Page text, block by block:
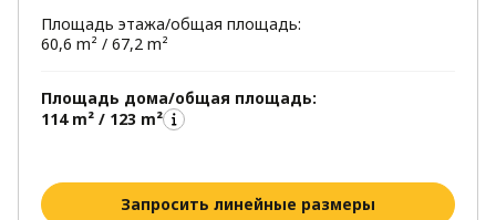
Площадь этажа/общая площадь:
60,6 m² / 67,2 m²
Площадь дома/общая площадь:
114 m² / 123 m²
Запросить линейные размеры